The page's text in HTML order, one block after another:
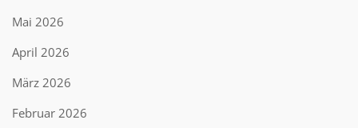
Mai 2026
April 2026
März 2026
Februar 2026